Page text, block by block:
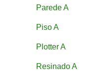
Parede A
Piso A
Plotter A
Resinado A